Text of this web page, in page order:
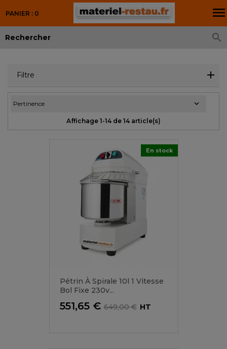

PANIER : 0

Filtre
Pertinence 
Affichage 1-14 de 14 article(s)
Pétrin À Spirale 10l 1 Vitesse
Bol Fixe 230v...
Prix
551,65 €Prix
649,00 € HT
En stock